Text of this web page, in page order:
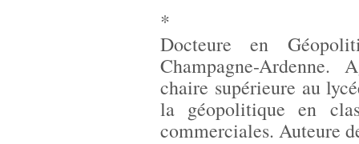
*
Docteure en
Champagne-Ardenne.
chaire supérieure au
la géopolitique en
commerciales. Auteure